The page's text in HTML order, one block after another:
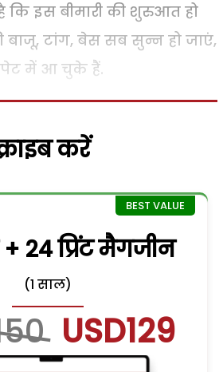
इस बीमारी की शुरुआत हो
टांग, बेस सब सुन्न हो जाएं,
में आ चुके हैं.
करें
24 प्रिंट मैगजीन
(1 साल)
USD129